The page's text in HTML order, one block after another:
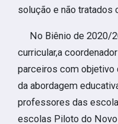
solução e não tratados
No Biênio de 2020/
curricular,a
parceiros com objetivo
da abordagem
professores das
escolas Piloto do